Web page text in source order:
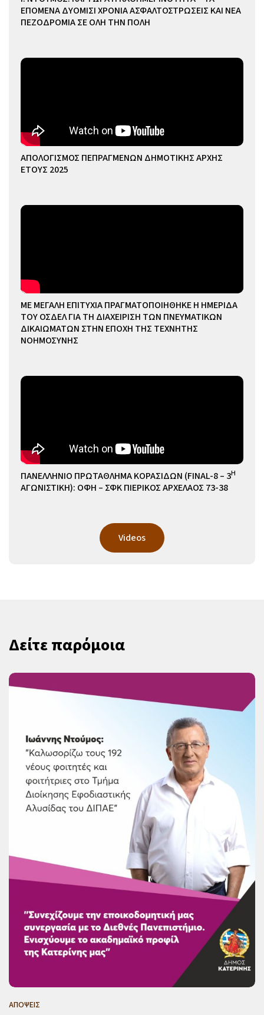
ΕΠΟΜΕΝΑ ΔΥΟΜΙΣΙ ΧΡΟΝΙΑ ΑΣΦΑΛΤΟΣΤΡΩΣΕΙΣ ΚΑΙ ΝΕΑ
ΠΕΖΟΔΡΟΜΙΑ ΣΕ ΟΛΗ ΤΗΝ ΠΟΛΗ
ΑΠΟΛΟΓΙΣΜΟΣ ΠΕΠΡΑΓΜΕΝΩΝ ΔΗΜΟΤΙΚΗΣ ΑΡΧΗΣ
ΕΤΟΥΣ 2025
ΜΕ ΜΕΓΑΛΗ ΕΠΙΤΥΧΙΑ ΠΡΑΓΜΑΤΟΠΟΙΗΘΗΚΕ Η ΗΜΕΡΙΔΑ
ΤΟΥ ΟΣΔΕΛ ΓΙΑ ΤΗ ΔΙΑΧΕΙΡΙΣΗ ΤΩΝ ΠΝΕΥΜΑΤΙΚΩΝ
ΔΙΚΑΙΩΜΑΤΩΝ ΣΤΗΝ ΕΠΟΧΗ ΤΗΣ ΤΕΧΝΗΤΗΣ
ΝΟΗΜΟΣΥΝΗΣ
ΠΑΝΕΛΛΗΝΙΟ ΠΡΩΤΑΘΛΗΜΑ ΚΟΡΑΣΙΔΩΝ (FINAL-8 – 3Η
ΑΓΩΝΙΣΤΙΚΗ): ΟΦΗ – ΣΦΚ ΠΙΕΡΙΚΟΣ ΑΡΧΕΛΑΟΣ 73-38
Videos
Δείτε παρόμοια
ΑΠΟΨΕΙΣ